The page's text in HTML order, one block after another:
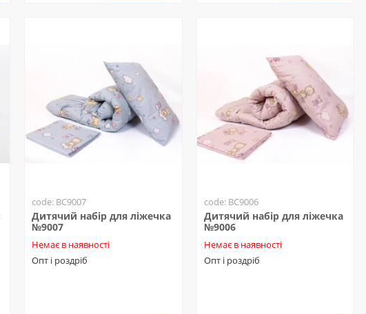
code: BC9007
Дитячий набір для ліжечка
№9007
Немає в наявності
Опт і роздріб
code: BC9006
Дитячий набір для ліжечка
№9006
Немає в наявності
Опт і роздріб